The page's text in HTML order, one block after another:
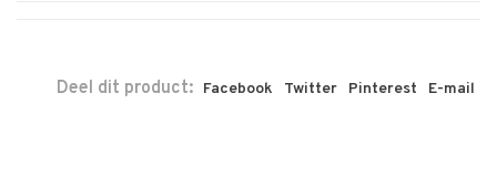
Deel dit product: Facebook Twitter Pinterest E-mail